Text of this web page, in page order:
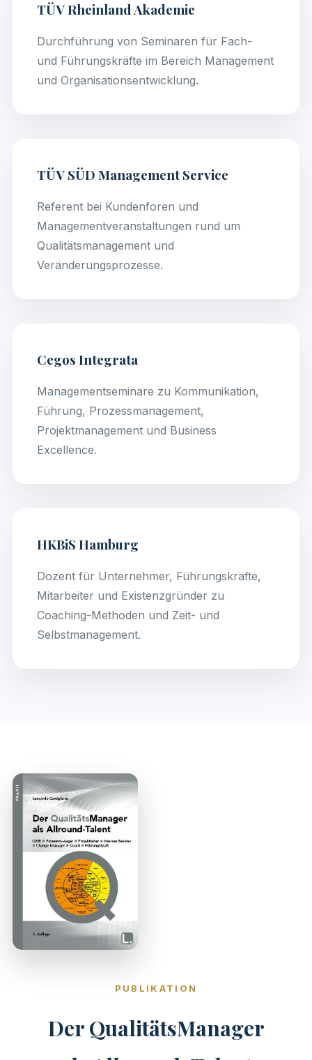
TÜV Rheinland Akademie
Durchführung von Seminaren für Fach-
und Führungskräfte im Bereich Management
und Organisationsentwicklung.
TÜV SÜD Management Service
Referent bei Kundenforen und
Managementveranstaltungen rund um
Qualitätsmanagement und
Veränderungsprozesse.
Cegos Integrata
Managementseminare zu Kommunikation,
Führung, Prozessmanagement,
Projektmanagement und Business
Excellence.
HKBiS Hamburg
Dozent für Unternehmer, Führungskräfte,
Mitarbeiter und Existenzgründer zu
Coaching-Methoden und Zeit- und
Selbstmanagement.
PUBLIKATION
Der QualitätsManager